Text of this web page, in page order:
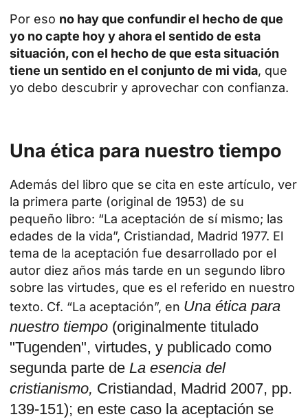
Por eso no hay que confundir el hecho de que
yo no capte hoy y ahora el sentido de esta
situación, con el hecho de que esta situación
tiene un sentido en el conjunto de mi vida, que
yo debo descubrir y aprovechar con confianza.
Una ética para nuestro tiempo
Además del libro que se cita en este artículo, ver
la primera parte (original de 1953) de su
pequeño libro: “La aceptación de sí mismo; las
edades de la vida”, Cristiandad, Madrid 1977. El
tema de la aceptación fue desarrollado por el
autor diez años más tarde en un segundo libro
sobre las virtudes, que es el referido en nuestro
texto. Cf. “La aceptación”, en Una ética para
nuestro tiempo (originalmente titulado
"Tugenden", virtudes, y publicado como
segunda parte de La esencia del
cristianismo, Cristiandad, Madrid 2007, pp.
139-151); en este caso la aceptación se